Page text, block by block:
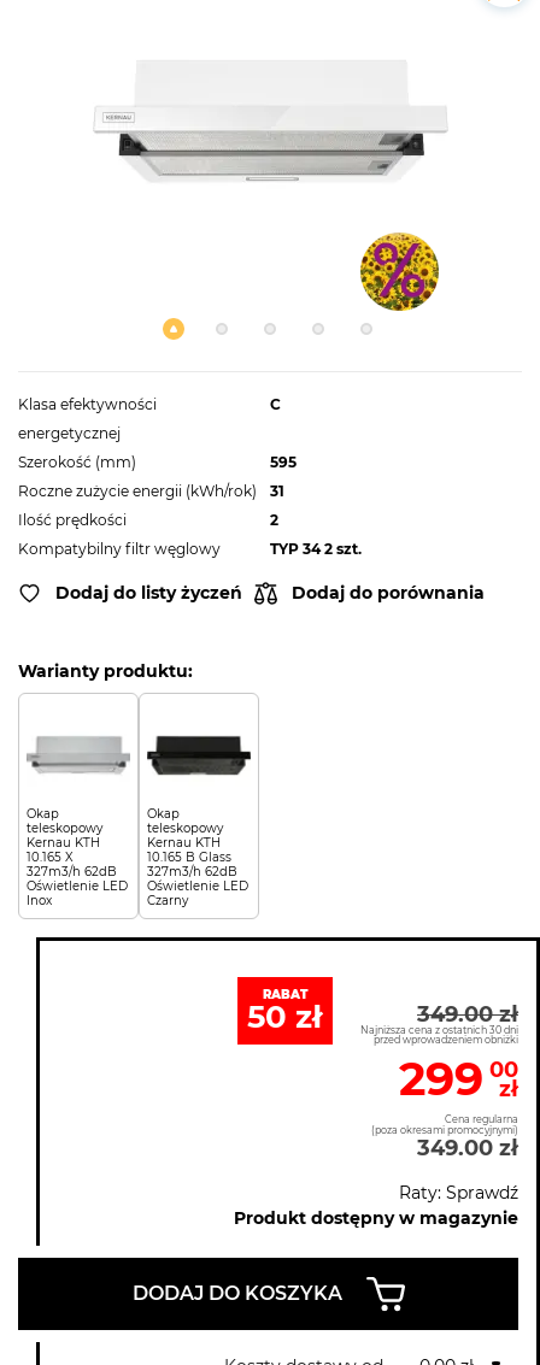
Klasa efektywności
energetycznej
C
Szerokość (mm)
595
Roczne zużycie energii (kWh/rok)
31
Ilość prędkości
2
Kompatybilny filtr węglowy
TYP 34 2 szt.
Dodaj do listy życzeń Dodaj do porównania
Warianty produktu:
Okap
teleskopowy
Kernau KTH
10.165 X
327m3/h 62dB
Oświetlenie LED
Inox
Okap
teleskopowy
Kernau KTH
10.165 B Glass
327m3/h 62dB
Oświetlenie LED
Czarny
RABAT
50 zł 349.00 zł
Najniższa cena z ostatnich 30 dni
przed wprowadzeniem obniżki
299 00
zł
Cena regularna
(poza okresami promocyjnymi)
349.00 zł
Raty: Sprawdź
Produkt dostępny w magazynie
DODAJ DO KOSZYKA